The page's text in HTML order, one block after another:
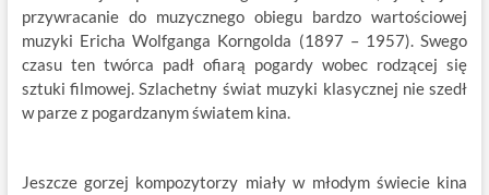
przywracanie do muzycznego obiegu bardzo wartościowej
muzyki Ericha Wolfganga Korngolda (1897 – 1957). Swego
czasu ten twórca padł ofiarą pogardy wobec rodzącej się
sztuki filmowej. Szlachetny świat muzyki klasycznej nie szedł
w parze z pogardzanym światem kina.
Jeszcze gorzej kompozytorzy miały w młodym świecie kina